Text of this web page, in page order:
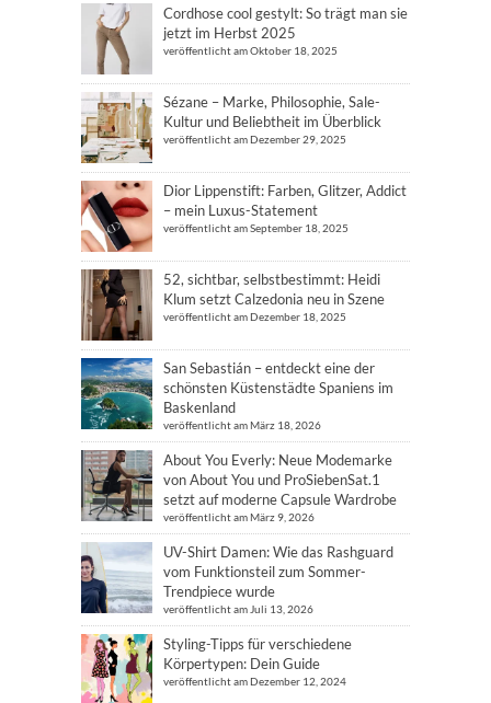
Cordhose cool gestylt: So trägt man sie
jetzt im Herbst 2025
veröffentlicht am Oktober 18, 2025
Sézane – Marke, Philosophie, Sale-
Kultur und Beliebtheit im Überblick
veröffentlicht am Dezember 29, 2025
Dior Lippenstift: Farben, Glitzer, Addict
– mein Luxus-Statement
veröffentlicht am September 18, 2025
52, sichtbar, selbstbestimmt: Heidi
Klum setzt Calzedonia neu in Szene
veröffentlicht am Dezember 18, 2025
San Sebastián – entdeckt eine der
schönsten Küstenstädte Spaniens im
Baskenland
veröffentlicht am März 18, 2026
About You Everly: Neue Modemarke
von About You und ProSiebenSat.1
setzt auf moderne Capsule Wardrobe
veröffentlicht am März 9, 2026
UV-Shirt Damen: Wie das Rashguard
vom Funktionsteil zum Sommer-
Trendpiece wurde
veröffentlicht am Juli 13, 2026
Styling-Tipps für verschiedene
Körpertypen: Dein Guide
veröffentlicht am Dezember 12, 2024